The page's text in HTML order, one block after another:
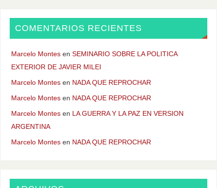
COMENTARIOS RECIENTES
Marcelo Montesen SEMINARIO SOBRE LA POLITICA
EXTERIOR DE JAVIER MILEI
Marcelo Montesen NADA QUE REPROCHAR
Marcelo Montesen NADA QUE REPROCHAR
Marcelo Montesen LA GUERRA Y LA PAZ EN VERSION
ARGENTINA
Marcelo Montesen NADA QUE REPROCHAR